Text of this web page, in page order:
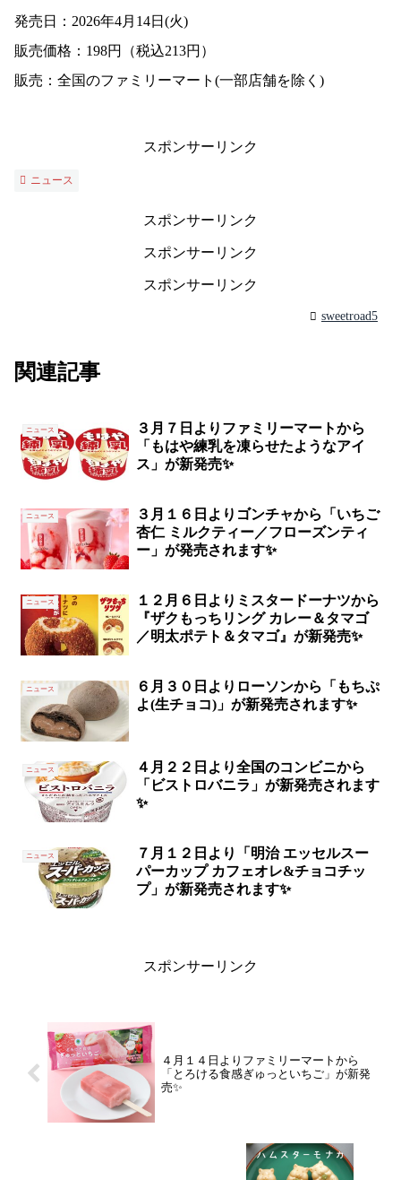
発売日：2026年4月14日(火)
販売価格：198円（税込213円）
販売：全国のファミリーマート(一部店舗を除く)
スポンサーリンク
ニュース
スポンサーリンク
スポンサーリンク
スポンサーリンク
sweetroad5
関連記事
ニュース
３月７日よりファミリーマートから
「もはや練乳を凍らせたようなアイ
ス」が新発売✨
ニュース
３月１６日よりゴンチャから「いちご
杏仁 ミルクティー／フローズンティ
ー」が発売されます✨
ニュース
１２月６日よりミスタードーナツから
『ザクもっちリング カレー＆タマゴ
／明太ポテト＆タマゴ』が新発売✨
ニュース
６月３０日よりローソンから「もちぷ
よ(生チョコ)」が新発売されます✨
ニュース
４月２２日より全国のコンビニから
「ビストロバニラ」が新発売されます
✨
ニュース
７月１２日より「明治 エッセルスー
パーカップ カフェオレ&チョコチッ
プ」が新発売されます✨
スポンサーリンク
４月１４日よりファミリーマートから
「とろける食感ぎゅっといちご」が新発
売✨